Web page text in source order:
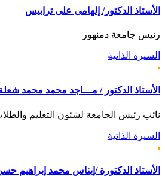
الأستاذ الدكتور/ إلهامى على ترابيس
رئيس جامعة دمنهور
السيرة الذاتية
الأستاذ الدكتور / مـــاجد محمد محمد
نائب رئيس الجامعة لشئون التعليم
السيرة الذاتية
الأستاذ الدكتورة /إيناس محمد إبراهيم